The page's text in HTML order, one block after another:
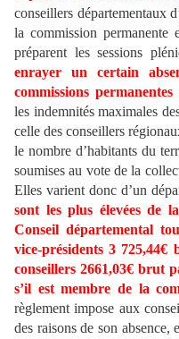
conseillers départementaux
la commission permanente
préparent les sessions
enrayer un certain
commissions
les indemnités maximales
celle des conseillers
le nombre d’habitants du
soumises au vote de la
Elles varient donc d’un
sont les plus élevées de
Conseil départemental
vice-présidents 3
conseillers 2661,03€ brut
s’il est membre de la
règlement impose aux
des raisons de son absence,